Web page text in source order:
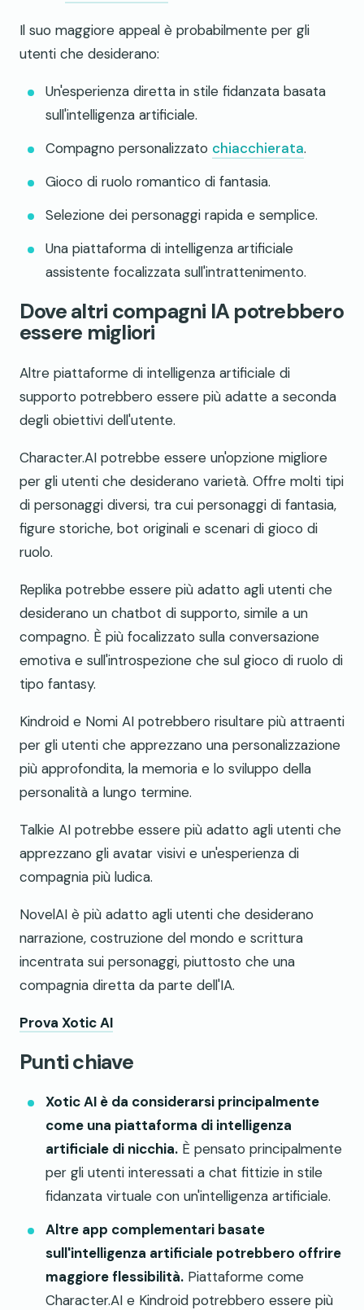
Il suo maggiore appeal è probabilmente per gli
utenti che desiderano:
Un'esperienza diretta in stile fidanzata basata
sull'intelligenza artificiale.
Compagno personalizzato chiacchierata.
Gioco di ruolo romantico di fantasia.
Selezione dei personaggi rapida e semplice.
Una piattaforma di intelligenza artificiale
assistente focalizzata sull'intrattenimento.
Dove altri compagni IA potrebbero
essere migliori
Altre piattaforme di intelligenza artificiale di
supporto potrebbero essere più adatte a seconda
degli obiettivi dell'utente.
Character.AI potrebbe essere un'opzione migliore
per gli utenti che desiderano varietà. Offre molti tipi
di personaggi diversi, tra cui personaggi di fantasia,
figure storiche, bot originali e scenari di gioco di
ruolo.
Replika potrebbe essere più adatto agli utenti che
desiderano un chatbot di supporto, simile a un
compagno. È più focalizzato sulla conversazione
emotiva e sull'introspezione che sul gioco di ruolo di
tipo fantasy.
Kindroid e Nomi AI potrebbero risultare più attraenti
per gli utenti che apprezzano una personalizzazione
più approfondita, la memoria e lo sviluppo della
personalità a lungo termine.
Talkie AI potrebbe essere più adatto agli utenti che
apprezzano gli avatar visivi e un'esperienza di
compagnia più ludica.
NovelAI è più adatto agli utenti che desiderano
narrazione, costruzione del mondo e scrittura
incentrata sui personaggi, piuttosto che una
compagnia diretta da parte dell'IA.
Prova Xotic AI
Punti chiave
Xotic AI è da considerarsi principalmente
come una piattaforma di intelligenza
artificiale di nicchia. È pensato principalmente
per gli utenti interessati a chat fittizie in stile
fidanzata virtuale con un'intelligenza artificiale.
Altre app complementari basate
sull'intelligenza artificiale potrebbero offrire
maggiore flessibilità. Piattaforme come
Character.AI e Kindroid potrebbero essere più